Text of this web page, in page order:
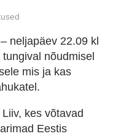
neljapäev 22.09 kl
nõudmisel
mis ja kas
kes võtavad
Eestis